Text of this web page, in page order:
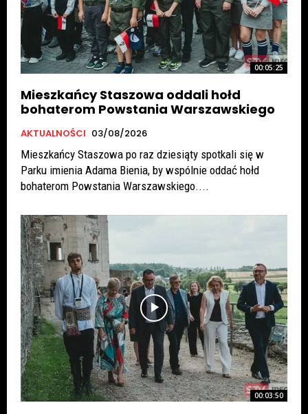
00:05:25
Mieszkańcy Staszowa oddali hołd
bohaterom Powstania Warszawskiego
AKTUALNOŚCI 03/08/2026
Mieszkańcy Staszowa po raz dziesiąty spotkali się w
Parku imienia Adama Bienia, by wspólnie oddać hołd
bohaterom Powstania Warszawskiego....
00:03:50